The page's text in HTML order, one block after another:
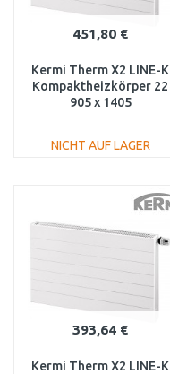
451,80 €
Kermi Therm X2 LINE-K
Kompaktheizkörper 22
905 x 1405
NICHT AUF LAGER
393,64 €
Kermi Therm X2 LINE-K